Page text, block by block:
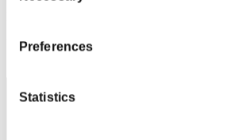
Preferences
Statistics
Posizione